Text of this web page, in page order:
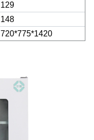
129
148
720*775*1420